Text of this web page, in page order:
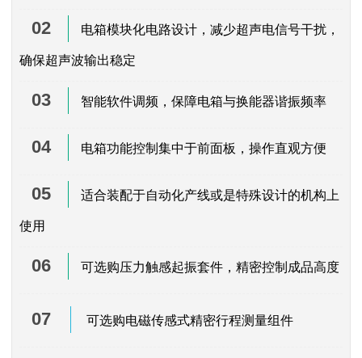
02 电箱模块化电路设计，减少超声电信号干扰，
确保超声波输出稳定
03 智能软件调频，保障电箱与换能器谐振频率
04 电箱功能控制集中于前面板，操作直观方便
05 适合装配于自动化产线或是特殊设计的机构上
使用
06 可选购压力触感起振套件，精密控制成品高度
07 可选购电磁传感式精密行程测量组件